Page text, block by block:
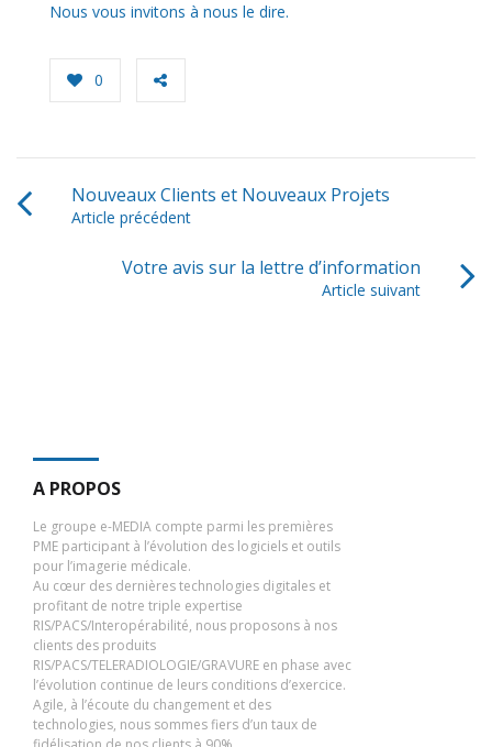
Nous vous invitons à nous le dire.
0
Nouveaux Clients et Nouveaux Projets
Article précédent
Votre avis sur la lettre d’information
Article suivant
A PROPOS
Le groupe e-MEDIA compte parmi les premières
PME participant à l’évolution des logiciels et outils
pour l’imagerie médicale.
Au cœur des dernières technologies digitales et
profitant de notre triple expertise
RIS/PACS/Interopérabilité, nous proposons à nos
clients des produits
RIS/PACS/TELERADIOLOGIE/GRAVURE en phase avec
l’évolution continue de leurs conditions d’exercice.
Agile, à l’écoute du changement et des
technologies, nous sommes fiers d’un taux de